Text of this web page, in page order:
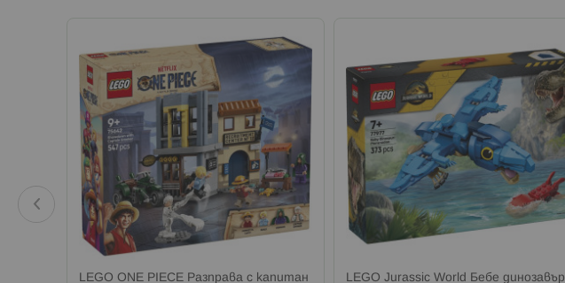
LEGO ONE PIECE Разправа с капитан
LEGO Jurassic World Бебе динозавър